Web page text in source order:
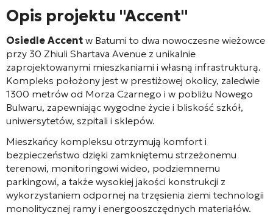
Opis projektu "Accent"
Osiedle Accent w Batumi to dwa nowoczesne wieżowce
przy 30 Zhiuli Shartava Avenue z unikalnie
zaprojektowanymi mieszkaniami i własną infrastrukturą.
Kompleks położony jest w prestiżowej okolicy, zaledwie
1300 metrów od Morza Czarnego i w pobliżu Nowego
Bulwaru, zapewniając wygodne życie i bliskość szkół,
uniwersytetów, szpitali i sklepów.
Mieszkańcy kompleksu otrzymują komfort i
bezpieczeństwo dzięki zamkniętemu strzeżonemu
terenowi, monitoringowi wideo, podziemnemu
parkingowi, a także wysokiej jakości konstrukcji z
wykorzystaniem odpornej na trzęsienia ziemi technologii
monolitycznej ramy i energooszczędnych materiałów.